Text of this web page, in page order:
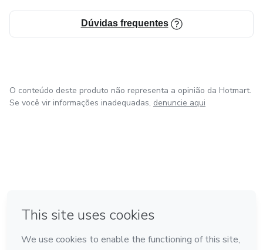
Dúvidas frequentes
O conteúdo deste produto não representa a opinião da Hotmart.
Se você vir informações inadequadas, denuncie aqui
Feito com ❤ na Cidade do México